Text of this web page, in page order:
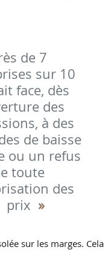
de 7
sur 10
face, dès
des
à des
de baisse
ou un refus
toute
des
prix
sur les marges. Cela